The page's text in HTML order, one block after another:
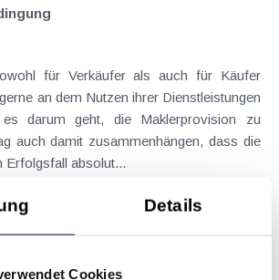
Details
Cookies
für Verkäufer als auch für Käufer
an dem Nutzen ihrer Dienstleistungen
geht, die Maklerprovision zu
auch damit zusammenhängen, dass die
Erfolgsfall absolut...